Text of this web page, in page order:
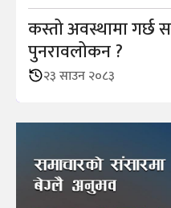
कस्तो अवस्थामा गर्छ
पुनरावलोकन ?
२३ साउन २०८३